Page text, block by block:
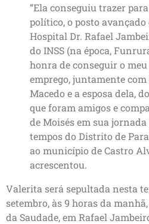
“Ela conseguiu trazer
político, o posto avançado
Hospital Dr. Rafael
do INSS (na época,
honra de conseguir o
emprego, juntamente
Macedo e a esposa dela,
que foram amigos e
de Moisés em sua
tempos do Distrito de
ao município de Castro
acrescentou.
Valerita será sepultada nesta
setembro, às 9 horas da
da Saudade, em Rafael